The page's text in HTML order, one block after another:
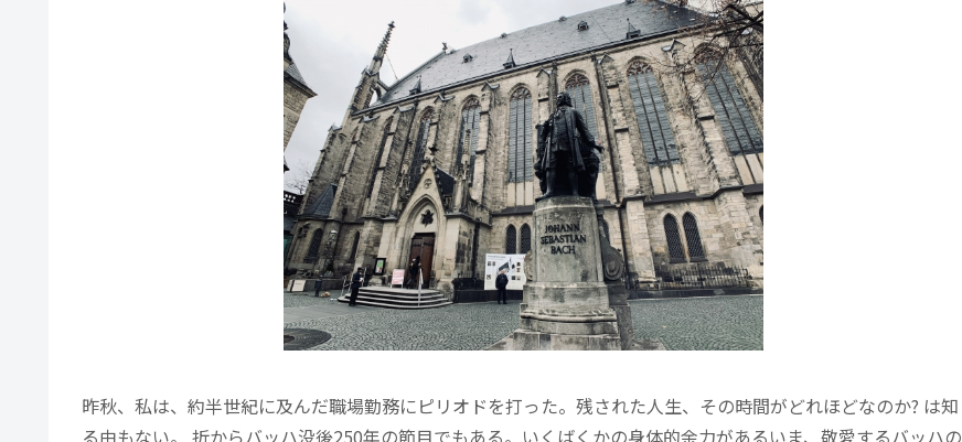
昨秋、私は、約半世紀に及んだ職場勤務にピリオドを打った。残された人生、その時間がどれほどなのか? は知
る由もない。 折からバッハ没後250年の節目でもある。いくばくかの身体的余力があるいま、敬愛するバッハの